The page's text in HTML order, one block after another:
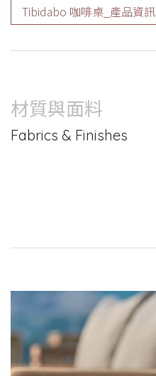
Tibidabo 咖啡桌_產品資訊
材質與面料
Fabrics & Finishes